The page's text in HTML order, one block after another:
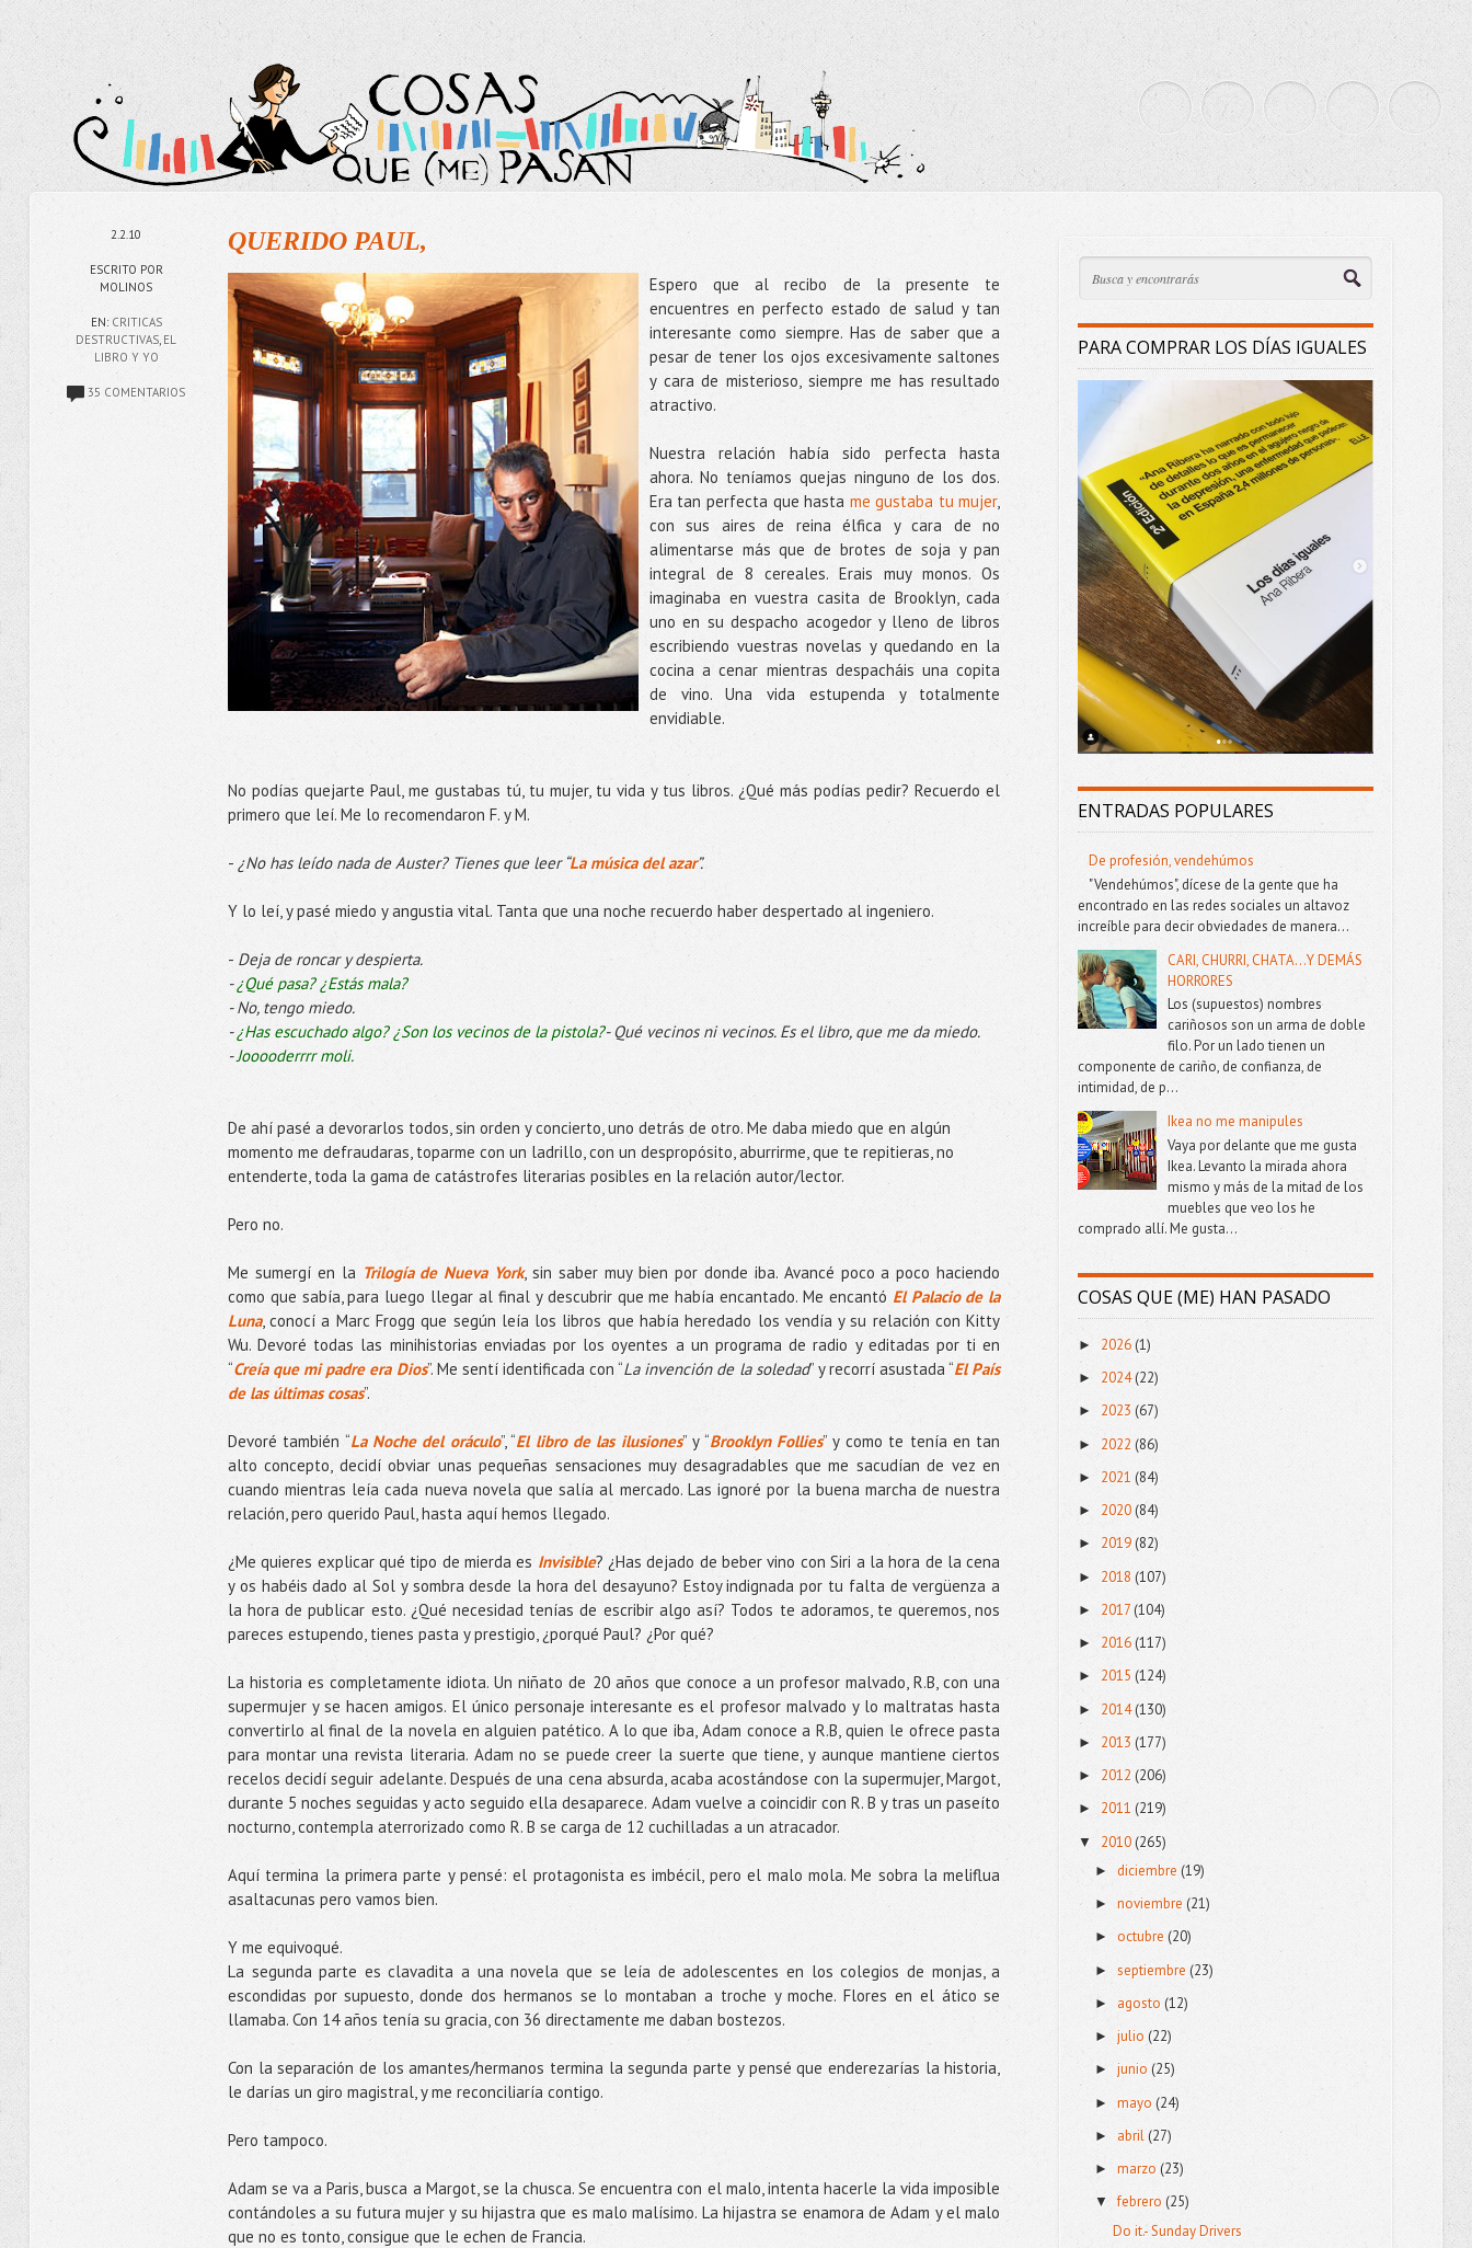
2.2.10
ESCRITO POR
MOLINOS
EN: CRITICAS
DESTRUCTIVAS, EL
LIBRO Y YO
35 COMENTARIOS
QUERIDO PAUL,
Espero que al recibo de la presente te
encuentres en perfecto estado de salud y tan
interesante como siempre. Has de saber que a
pesar de tener los ojos excesivamente saltones
y cara de misterioso, siempre me has resultado
atractivo.
Nuestra relación había sido perfecta hasta
ahora. No teníamos quejas ninguno de los dos.
Era tan perfecta que hasta me gustaba tu mujer,
con sus aires de reina élfica y cara de no
alimentarse más que de brotes de soja y pan
integral de 8 cereales. Erais muy monos. Os
imaginaba en vuestra casita de Brooklyn, cada
uno en su despacho acogedor y lleno de libros
escribiendo vuestras novelas y quedando en la
cocina a cenar mientras despacháis una copita
de vino. Una vida estupenda y totalmente
envidiable.
No podías quejarte Paul, me gustabas tú, tu mujer, tu vida y tus libros. ¿Qué más podías pedir? Recuerdo el
primero que leí. Me lo recomendaron F. y M.
- ¿No has leído nada de Auster? Tienes que leer “La música del azar”.
Y lo leí, y pasé miedo y angustia vital. Tanta que una noche recuerdo haber despertado al ingeniero.
- Deja de roncar y despierta.
-¿Qué pasa? ¿Estás mala?
- No, tengo miedo.
-¿Has escuchado algo? ¿Son los vecinos de la pistola?- Qué vecinos ni vecinos. Es el libro, que me da miedo.
-Jooooderrrr moli.
De ahí pasé a devorarlos todos, sin orden y concierto, uno detrás de otro. Me daba miedo que en algún
momento me defraudaras, toparme con un ladrillo, con un despropósito, aburrirme, que te repitieras, no
entenderte, toda la gama de catástrofes literarias posibles en la relación autor/lector.
Pero no.
Me sumergí en la Trilogía de Nueva York, sin saber muy bien por donde iba. Avancé poco a poco haciendo
como que sabía, para luego llegar al final y descubrir que me había encantado. Me encantó El Palacio de la
Luna, conocí a Marc Frogg que según leía los libros que había heredado los vendía y su relación con Kitty
Wu. Devoré todas las minihistorias enviadas por los oyentes a un programa de radio y editadas por ti en
“Creía que mi padre era Dios”. Me sentí identificada con “La invención de la soledad” y recorrí asustada “El País
de las últimas cosas”.
Devoré también “La Noche del oráculo”, “El libro de las ilusiones” y “Brooklyn Follies” y como te tenía en tan
alto concepto, decidí obviar unas pequeñas sensaciones muy desagradables que me sacudían de vez en
cuando mientras leía cada nueva novela que salía al mercado. Las ignoré por la buena marcha de nuestra
relación, pero querido Paul, hasta aquí hemos llegado.
¿Me quieres explicar qué tipo de mierda es Invisible? ¿Has dejado de beber vino con Siri a la hora de la cena
y os habéis dado al Sol y sombra desde la hora del desayuno? Estoy indignada por tu falta de vergüenza a
la hora de publicar esto. ¿Qué necesidad tenías de escribir algo así? Todos te adoramos, te queremos, nos
pareces estupendo, tienes pasta y prestigio, ¿porqué Paul? ¿Por qué?
La historia es completamente idiota. Un niñato de 20 años que conoce a un profesor malvado, R.B, con una
supermujer y se hacen amigos. El único personaje interesante es el profesor malvado y lo maltratas hasta
convertirlo al final de la novela en alguien patético. A lo que iba, Adam conoce a R.B, quien le ofrece pasta
para montar una revista literaria. Adam no se puede creer la suerte que tiene, y aunque mantiene ciertos
recelos decidí seguir adelante. Después de una cena absurda, acaba acostándose con la supermujer, Margot,
durante 5 noches seguidas y acto seguido ella desaparece. Adam vuelve a coincidir con R. B y tras un paseíto
nocturno, contempla aterrorizado como R. B se carga de 12 cuchilladas a un atracador.
Aquí termina la primera parte y pensé: el protagonista es imbécil, pero el malo mola. Me sobra la meliflua
asaltacunas pero vamos bien.
Y me equivoqué.
La segunda parte es clavadita a una novela que se leía de adolescentes en los colegios de monjas, a
escondidas por supuesto, donde dos hermanos se lo montaban a troche y moche. Flores en el ático se
llamaba. Con 14 años tenía su gracia, con 36 directamente me daban bostezos.
Con la separación de los amantes/hermanos termina la segunda parte y pensé que enderezarías la historia,
le darías un giro magistral, y me reconciliaría contigo.
Pero tampoco.
Adam se va a Paris, busca a Margot, se la chusca. Se encuentra con el malo, intenta hacerle la vida imposible
contándoles a su futura mujer y su hijastra que es malo malísimo. La hijastra se enamora de Adam y el malo
que no es tonto, consigue que le echen de Francia.
PARA COMPRAR LOS DÍAS IGUALES
ENTRADAS POPULARES
De profesión, vendehúmos
"Vendehúmos", dícese de la gente que ha
encontrado en las redes sociales un altavoz
increíble para decir obviedades de manera...
CARI, CHURRI, CHATA...Y DEMÁS
HORRORES
Los (supuestos) nombres
cariñosos son un arma de doble
filo. Por un lado tienen un
componente de cariño, de confianza, de
intimidad, de p...
Ikea no me manipules
Vaya por delante que me gusta
Ikea. Levanto la mirada ahora
mismo y más de la mitad de los
muebles que veo los he
comprado allí. Me gusta...
COSAS QUE (ME) HAN PASADO
► 2026 (1)
► 2024(22)
► 2023 (67)
► 2022 (86)
► 2021 (84)
► 2020(84)
► 2019(82)
► 2018 (107)
► 2017 (104)
► 2016(117)
► 2015 (124)
► 2014(130)
► 2013 (177)
► 2012 (206)
► 2011 (219)
▼ 2010(265)
► diciembre (19)
►noviembre(21)
►octubre (20)
► septiembre(23)
► agosto (12)
►julio (22)
►junio (25)
►mayo(24)
► abril (27)
►marzo(23)
▼febrero (25)
Do it.- Sunday Drivers